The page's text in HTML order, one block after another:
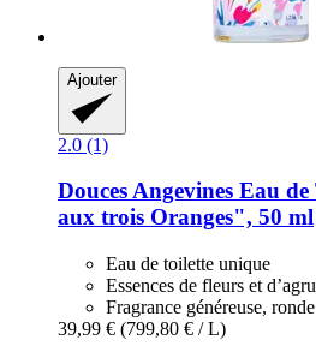
Ajouter
2.0 (1)
Douces Angevines Eau
aux trois Oranges", 50 ml
Eau de toilette unique
Essences de fleurs et
Fragrance généreuse,
39,99 € (799,80 € / L)